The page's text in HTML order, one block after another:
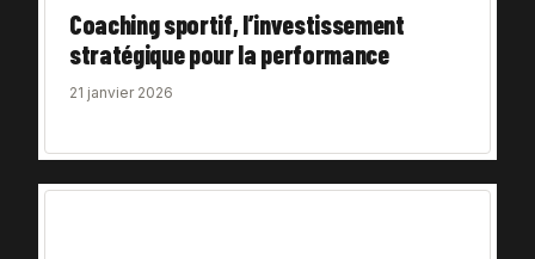
Coaching sportif, l’investissement
stratégique pour la performance
21 janvier 2026